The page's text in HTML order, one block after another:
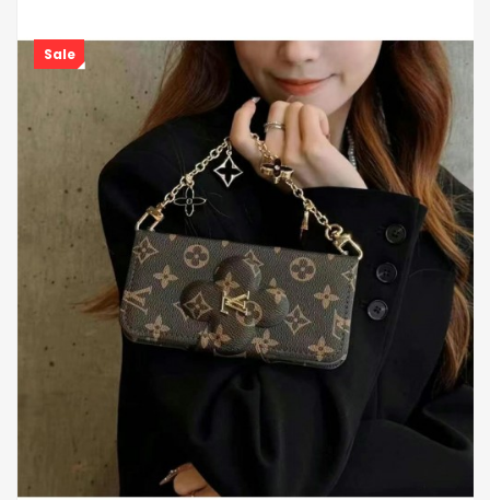
Sale